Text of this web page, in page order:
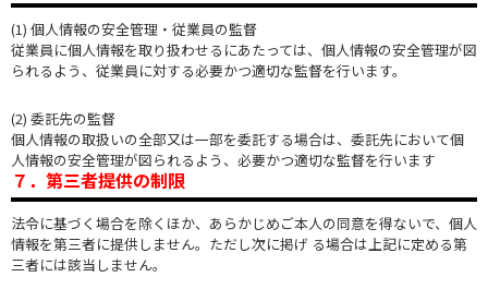
(1) 個人情報の安全管理・従業員の監督
従業員に個人情報を取り扱わせるにあたっては、個人情報の安全管理が図
られるよう、従業員に対する必要かつ適切な監督を行います。
(2) 委託先の監督
個人情報の取扱いの全部又は一部を委託する場合は、委託先において個
人情報の安全管理が図られるよう、必要かつ適切な監督を行います
７．第三者提供の制限
法令に基づく場合を除くほか、あらかじめご本人の同意を得ないで、個人
情報を第三者に提供しません。ただし次に掲げ る場合は上記に定める第
三者には該当しません。